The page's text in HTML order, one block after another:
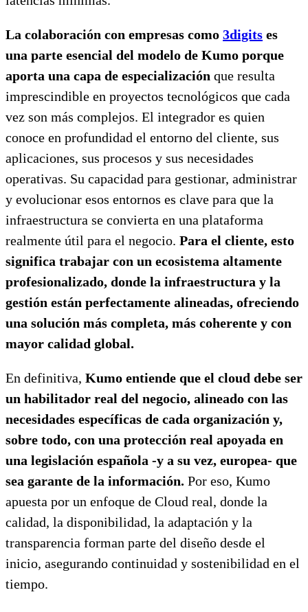
La colaboración con empresas como 3digits es
una parte esencial del modelo de Kumo porque
aporta una capa de especialización que resulta
imprescindible en proyectos tecnológicos que cada
vez son más complejos. El integrador es quien
conoce en profundidad el entorno del cliente, sus
aplicaciones, sus procesos y sus necesidades
operativas. Su capacidad para gestionar, administrar
y evolucionar esos entornos es clave para que la
infraestructura se convierta en una plataforma
realmente útil para el negocio. Para el cliente, esto
significa trabajar con un ecosistema altamente
profesionalizado, donde la infraestructura y la
gestión están perfectamente alineadas, ofreciendo
una solución más completa, más coherente y con
mayor calidad global.
En definitiva, Kumo entiende que el cloud debe ser
un habilitador real del negocio, alineado con las
necesidades específicas de cada organización y,
sobre todo, con una protección real apoyada en
una legislación española -y a su vez, europea- que
sea garante de la información. Por eso, Kumo
apuesta por un enfoque de Cloud real, donde la
calidad, la disponibilidad, la adaptación y la
transparencia forman parte del diseño desde el
inicio, asegurando continuidad y sostenibilidad en el
tiempo.